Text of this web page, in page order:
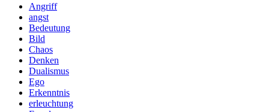
Angriff
angst
Bedeutung
Bild
Chaos
Denken
Dualismus
Ego
Erkenntnis
erleuchtung